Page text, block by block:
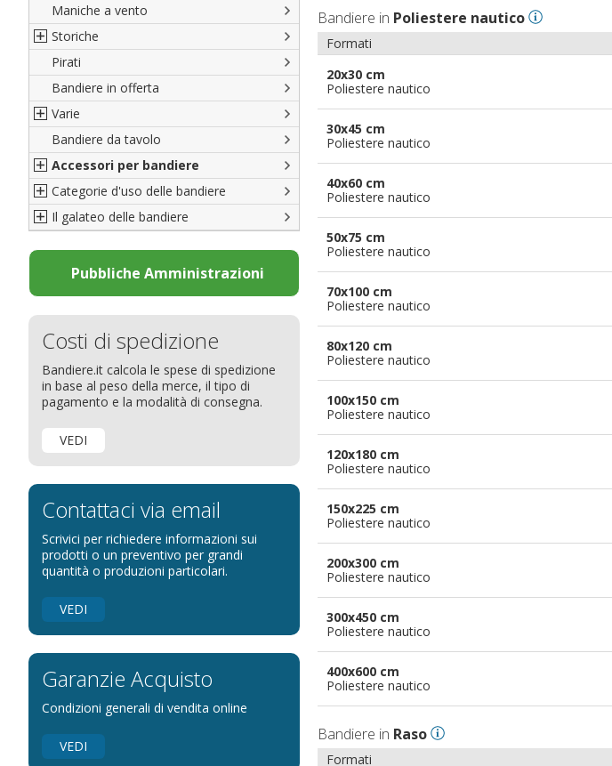
Maniche a vento
Storiche
Italiane
Porte di Milano
Francesi
Americane
Britanniche
Resto del Mondo
Pirati
Bandiere in offerta
Varie
Bandiere del CICAP - Think Deep
Bandiere di Orgoglio Bresciano
Organizzazioni internazionali
Diplomatiche
Bandiere Pubblicitarie
Natale e altre festività
Bandiere etniche e religiose
Bandiere da tavolo
Accessori per bandiere
Accessori per bandiere
Accessori per bandiere da tavolo
Categorie d'uso delle bandiere
Bandiere segnavento
Bandiere per sbandieratori
Bandiere per barche
Bandiere per hotel
Bandiere per eventi
Bandiere per biciclette
Bandiere per autosaloni
Bandiere Palio
Bandiere per enti pubblici
Bandiere per riserve naturali e parchi
Bandiere per musicisti
Bandiere per feste
pennoni per bandiere
Il galateo delle bandiere
La bandiera
Come disporre le bandiere
Dimensioni delle bandiere
Come piegare il tricolore
Pubbliche Amministrazioni
Costi di spedizione
Bandiere.it calcola le spese di spedizione
in base al peso della merce, il tipo di
pagamento e la modalità di consegna.
VEDI
Contattaci via email
Scrivici per richiedere informazioni sui
prodotti o un preventivo per grandi
quantità o produzioni particolari.
VEDI
Garanzie Acquisto
Condizioni generali di vendita online
VEDI
Bandiere in Poliestere nautico
Formati
20x30 cm
Poliestere nautico
30x45 cm
Poliestere nautico
40x60 cm
Poliestere nautico
50x75 cm
Poliestere nautico
70x100 cm
Poliestere nautico
80x120 cm
Poliestere nautico
100x150 cm
Poliestere nautico
120x180 cm
Poliestere nautico
150x225 cm
Poliestere nautico
200x300 cm
Poliestere nautico
300x450 cm
Poliestere nautico
400x600 cm
Poliestere nautico
Bandiere in Raso
Formati